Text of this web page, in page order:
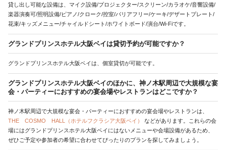
貸し出し可能な設備は、マイク設備/プロジェクター/スクリーン/カラオケ/音響設備/
楽器演奏可/照明設備/ピアノ/クローク/控室/バリアフリー/ケーキ/デザートプレート/
花束/キッズメニュー/チャイルドシート/ホワイトボード/演台/Wi-Fiです。
グランドプリンスホテル大阪ベイは貸切予約が可能ですか？
グランドプリンスホテル大阪ベイは、個室貸切が可能です。
グランドプリンスホテル大阪ベイのほかに、神ノ木駅周辺で大規模な宴
会・パーティーにおすすめの宴会場やレストランはどこですか？
神ノ木駅周辺で大規模な宴会・パーティーにおすすめの宴会場やレストランは、
THE COSMO HALL（ホテルフクラシア大阪ベイ）
などがあります。これらの会
場にはグランドプリンスホテル大阪ベイにはないメニューや会場設備があるため、
ぜひご予定や参加者の希望に合わせてぴったりのプランを探してみましょう。